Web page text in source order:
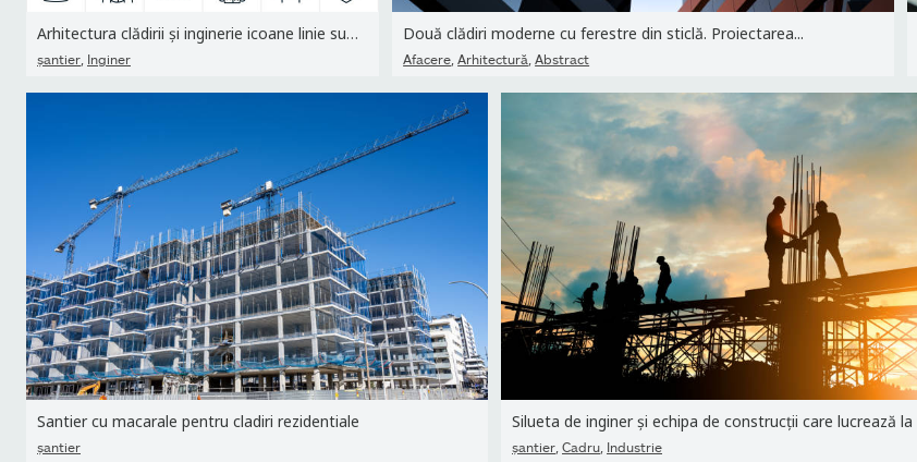
Arhitectura clădirii și inginerie icoane linie subțire -...
şantier, Inginer
Două clădiri moderne cu ferestre din sticlă. Proiectarea...
Afacere,Arhitectură,Abstract
Santier cu macarale pentru cladiri rezidentiale
şantier şantier, Cadru, Industrie